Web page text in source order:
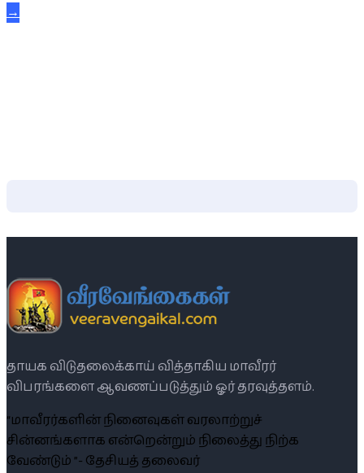
→
தாயக விடுதலைக்காய் வித்தாகிய மாவீரர்
விபரங்களை ஆவணப்படுத்தும் ஓர் தரவுத்தளம்.
“மாவீரர்களின் நினைவுகள் வரலாற்றுச்
சின்னங்களாக என்றென்றும் நிலைத்து நிற்க
வேண்டும் ”- தேசியத் தலைவர்